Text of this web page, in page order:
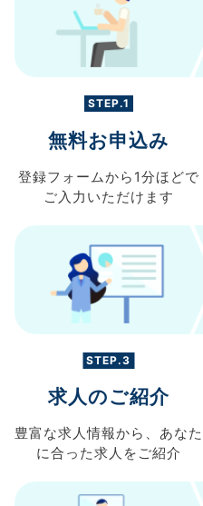
STEP.1
無料お申込み
登録フォームから 1分ほどで
ご入力 いただけます
STEP.3
求人のご紹介
豊富な求人情報から、 あなた
に合った求人を ご紹介